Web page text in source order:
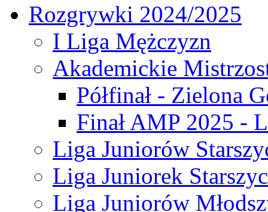
Rozgrywki 2024/2025
I Liga Mężczyzn
Akademickie
Półfinał - Zielona
Finał AMP 2025 -
Liga Juniorów
Liga Juniorek
Liga Juniorów